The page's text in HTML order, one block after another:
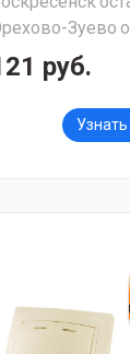
Зуево
руб.